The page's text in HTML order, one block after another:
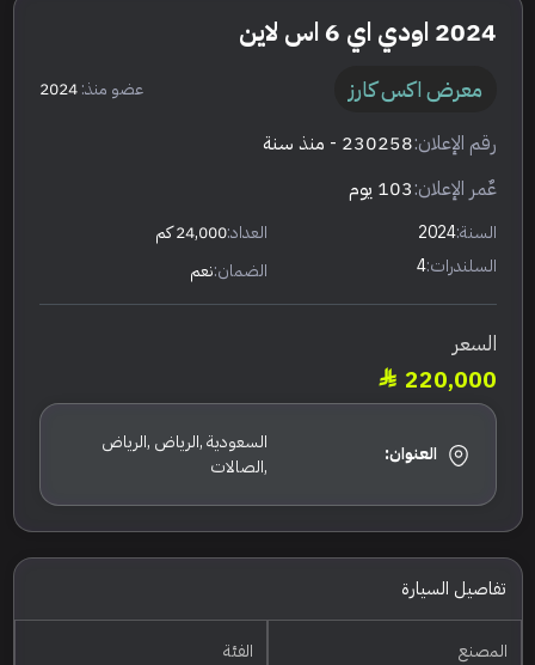
2024 اودي اي 6 اس لاين
معرض اكس كارز عضو منذ:2024
رقم الإعلان:230258 - منذ سنة
عٌمر الإعلان:103 يوم
السنة:2024 العداد:24,000 كم
السلندرات:4 الضمان:نعم
السعر
220,000
العنوان:
السعودية ,الرياض ,الرياض
,الصالات
تفاصيل السيارة
المصنع
الفئة